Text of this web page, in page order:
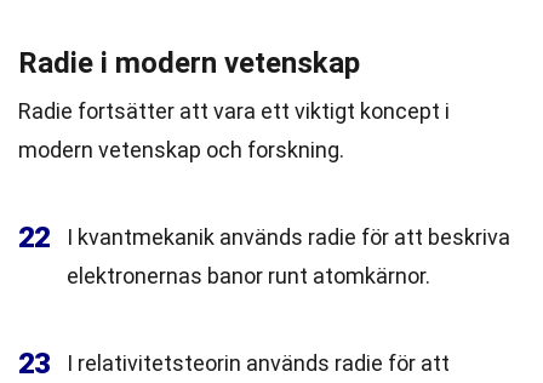
Radie i modern vetenskap
Radie fortsätter att vara ett viktigt koncept i
modern vetenskap och forskning.
22
I kvantmekanik används radie för att beskriva
elektronernas banor runt atomkärnor.
23
I relativitetsteorin används radie för att